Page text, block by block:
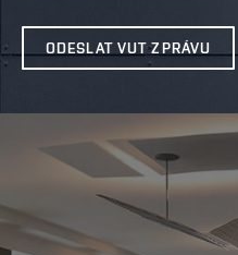
ODESLAT VUT ZPRÁVU